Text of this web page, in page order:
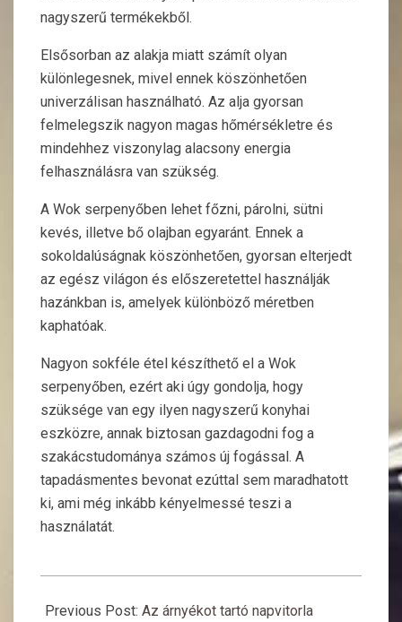
nagyszerű termékekből.
Elsősorban az alakja miatt számít olyan
különlegesnek, mivel ennek köszönhetően
univerzálisan használható. Az alja gyorsan
felmelegszik nagyon magas hőmérsékletre és
mindehhez viszonylag alacsony energia
felhasználásra van szükség.
A Wok serpenyőben lehet főzni, párolni, sütni
kevés, illetve bő olajban egyaránt. Ennek a
sokoldalúságnak köszönhetően, gyorsan elterjedt
az egész világon és előszeretettel használják
hazánkban is, amelyek különböző méretben
kaphatóak.
Nagyon sokféle étel készíthető el a Wok
serpenyőben, ezért aki úgy gondolja, hogy
szüksége van egy ilyen nagyszerű konyhai
eszközre, annak biztosan gazdagodni fog a
szakácstudománya számos új fogással. A
tapadásmentes bevonat ezúttal sem maradhatott
ki, ami még inkább kényelmessé teszi a
használatát.
08-
Previous Post: Az árnyékot tartó napvitorla